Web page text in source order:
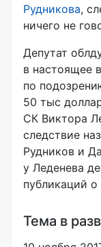
Рудникова,
ничего не
Депутат
в настоящее
по
50 тыс
СК Виктора
следствие
Рудников и
у Леденева
публикаций
Тема в